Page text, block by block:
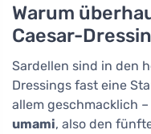
Warum
Caesar-
Sardellen sind in den
Dressings fast eine
allem geschmacklich
umami, also den